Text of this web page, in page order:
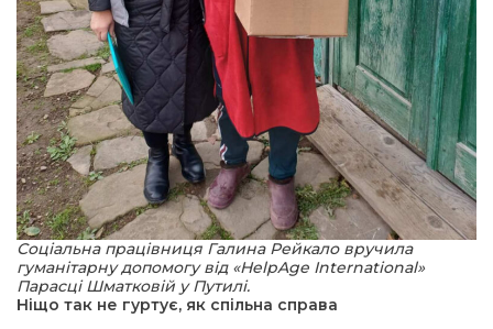
Соціальна працівниця Галина Рейкало вручила
гуманітарну допомогу від «HelpAge International»
Парасці Шматковій у Путилі.
Ніщо так не гуртує, як спільна справа